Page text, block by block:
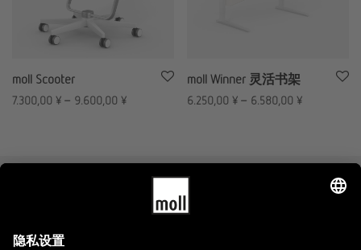
moll Scooter
7.300,00 ¥ – 9.600,00 ¥
moll Winner 灵活书架
6.250,00 ¥ – 6.580,00 ¥